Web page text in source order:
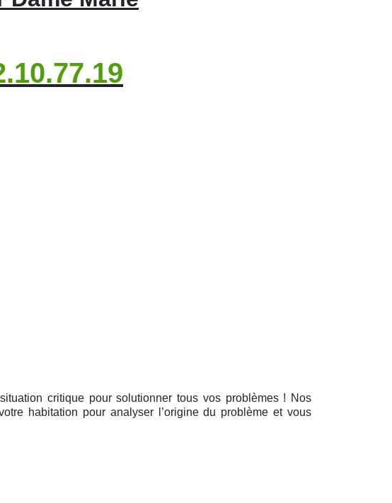
critique pour solutionner tous vos problèmes ! Nos
habitation pour analyser l’origine du problème et vous